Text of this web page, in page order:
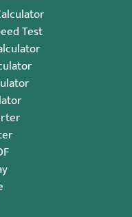
Test